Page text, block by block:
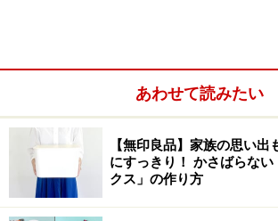
1．いつもの家電にひと手間
アロマテラピー
アロマテラピーと聞くと、なんとなく
あわせて読みたい
【無印良品】家族の思い
にすっきり！ かさばらない
クス」の作り方